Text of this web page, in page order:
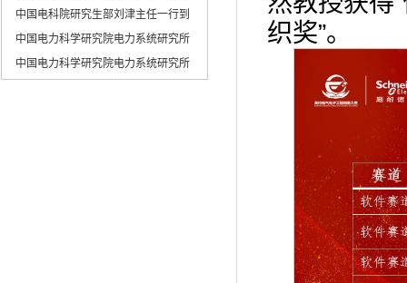
中国电科院研究生部刘津主任一行到
中国电力科学研究院电力系统研究所
中国电力科学研究院电力系统研究所
织奖”。